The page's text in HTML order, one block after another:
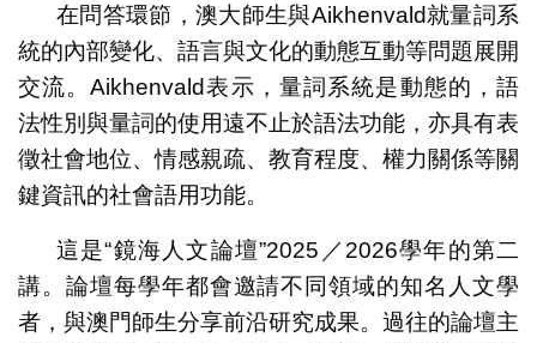
在問答環節，澳大師生與Aikhenvald就量詞系
統的內部變化、語言與文化的動態互動等問題展開
交流。Aikhenvald表示，量詞系統是動態的，語
法性別與量詞的使用遠不止於語法功能，亦具有表
徵社會地位、情感親疏、教育程度、權力關係等關
鍵資訊的社會語用功能。
這是“鏡海人文論壇”2025／2026學年的第二
講。論壇每學年都會邀請不同領域的知名人文學
者，與澳門師生分享前沿研究成果。過往的論壇主